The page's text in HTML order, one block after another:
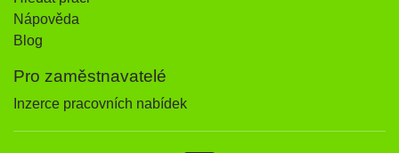
Nápověda
Blog
Pro zaměstnavatelé
Inzerce pracovních nabídek